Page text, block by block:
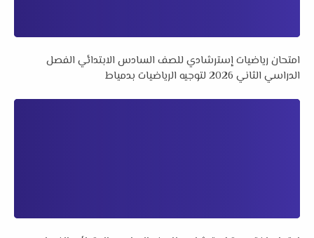
امتحان رياضيات إسترشادي للصف السادس الابتدائي الفصل
الدراسي الثاني 2026 لتوجيه الرياضيات بدمياط